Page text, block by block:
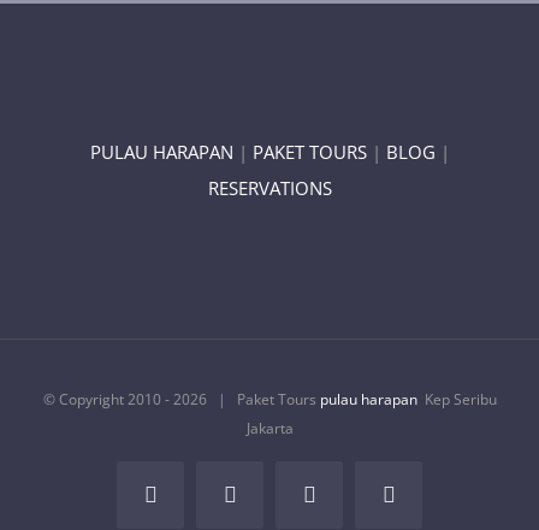
PULAU HARAPAN | PAKET TOURS| BLOG |
RESERVATIONS
© Copyright 2010 -2026 | Paket Tours pulau harapanKep Seribu
Jakarta
FacebookRss X Tumblr